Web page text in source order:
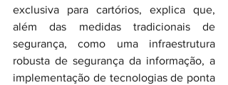
exclusiva para cartórios, explica que,
além das medidas tradicionais de
segurança, como uma infraestrutura
robusta de segurança da informação, a
implementação de tecnologias de ponta